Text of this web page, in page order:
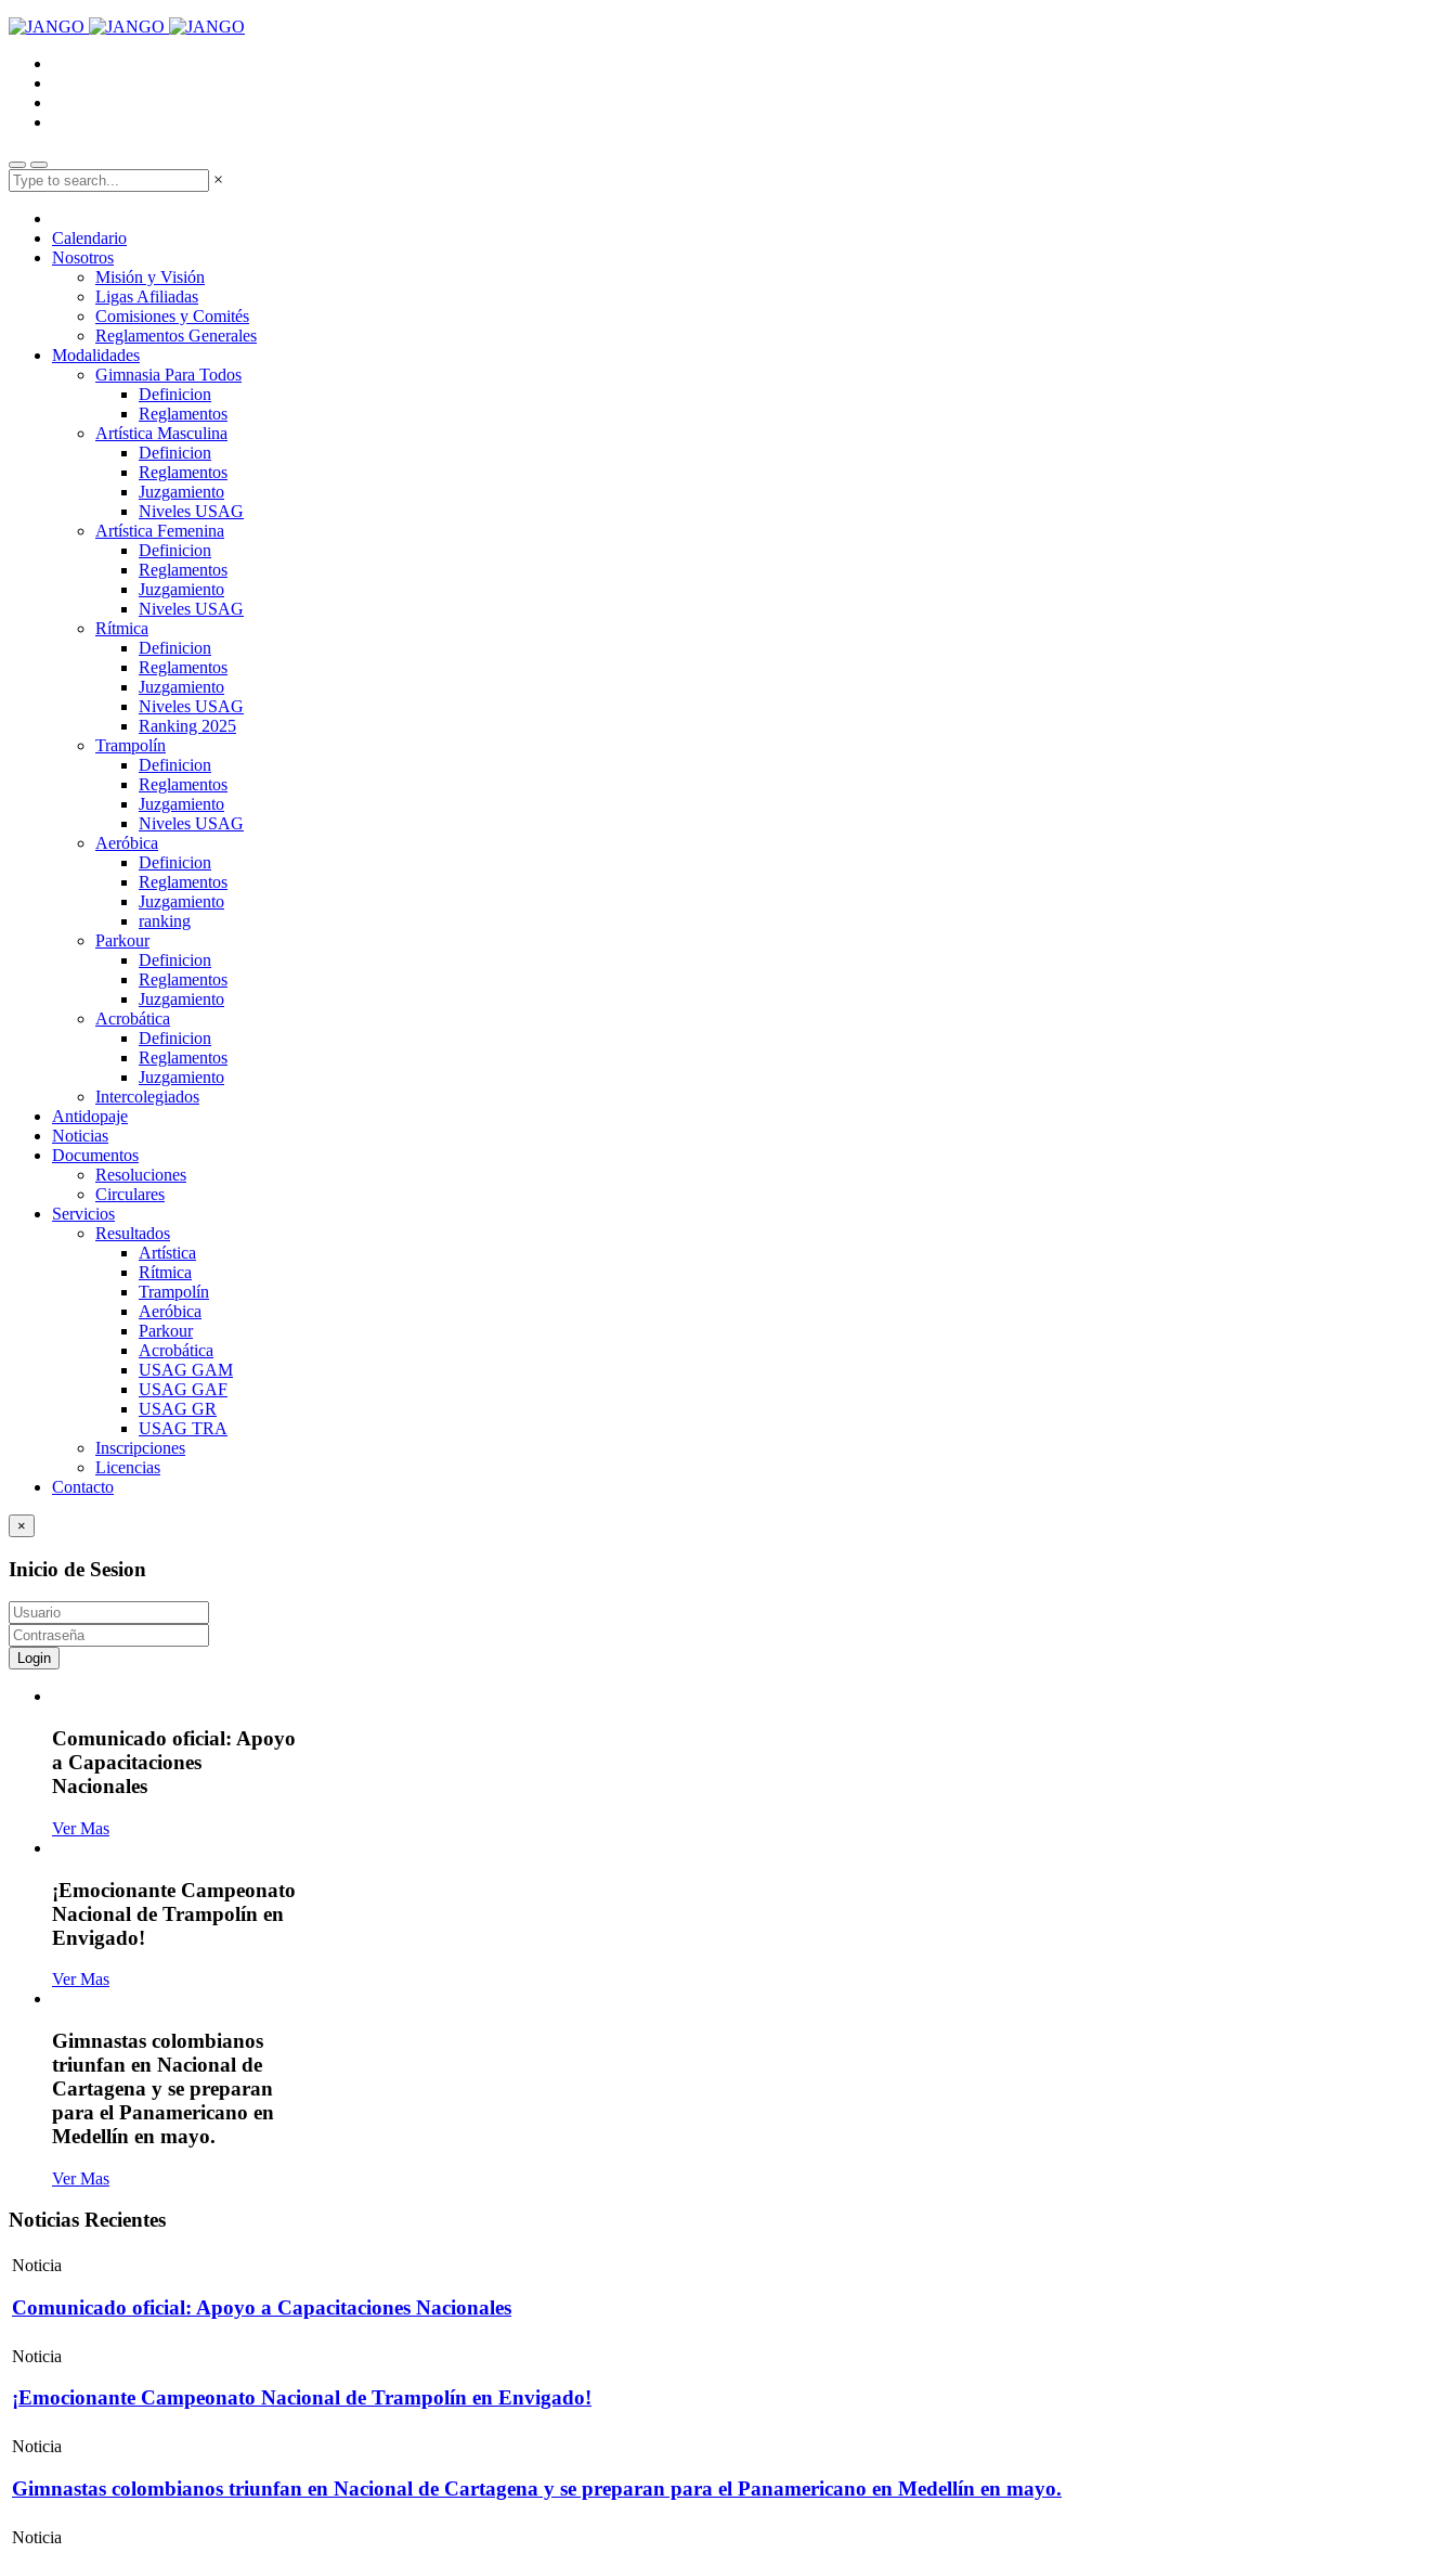
×
Calendario
Nosotros
Misión y Visión
Ligas Afiliadas
Comisiones y Comités
Reglamentos Generales
Modalidades
Gimnasia Para Todos
Definicion
Reglamentos
Artística Masculina
Definicion
Reglamentos
Juzgamiento
Niveles USAG
Artística Femenina
Definicion
Reglamentos
Juzgamiento
Niveles USAG
Rítmica
Definicion
Reglamentos
Juzgamiento
Niveles USAG
Ranking 2025
Trampolín
Definicion
Reglamentos
Juzgamiento
Niveles USAG
Aeróbica
Definicion
Reglamentos
Juzgamiento
ranking
Parkour
Definicion
Reglamentos
Juzgamiento
Acrobática
Definicion
Reglamentos
Juzgamiento
Intercolegiados
Antidopaje
Noticias
Documentos
Resoluciones
Circulares
Servicios
Resultados
Artística
Rítmica
Trampolín
Aeróbica
Parkour
Acrobática
USAG GAM
USAG GAF
USAG GR
USAG TRA
Inscripciones
Licencias
Contacto
×
Inicio de Sesion
Login
Comunicado oficial: Apoyo
a Capacitaciones
Nacionales
Ver Mas
¡Emocionante Campeonato
Nacional de Trampolín en
Envigado!
Ver Mas
Gimnastas colombianos
triunfan en Nacional de
Cartagena y se preparan
para el Panamericano en
Medellín en mayo.
Ver Mas
Noticias Recientes
Noticia
Comunicado oficial: Apoyo a Capacitaciones Nacionales
Noticia
¡Emocionante Campeonato Nacional de Trampolín en Envigado!
Noticia
Gimnastas colombianos triunfan en Nacional de Cartagena y se preparan para el Panamericano en Medellín en mayo.
Noticia